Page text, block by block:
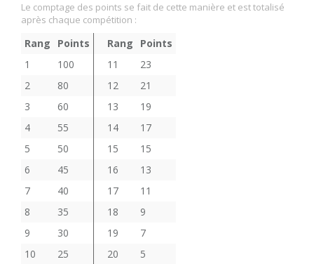
Le comptage des points se fait de cette manière et est totalisé
après chaque compétition :
Rang Points Rang
Points
1
100 11
23
2
80 12
21
3
60 13
19
4
55 14
17
5
50 15
15
6
45 16
13
7
40 17
11
8
35 18
9
9
30 19
7
10
25 20 5